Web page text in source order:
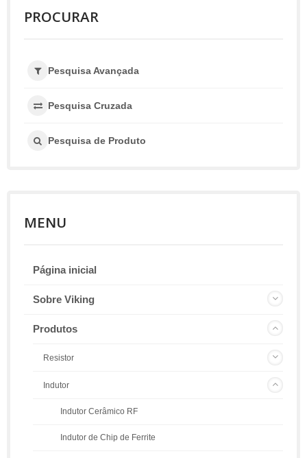
PROCURAR
Pesquisa Avançada
Pesquisa Cruzada
Pesquisa de Produto
MENU
Página inicial
Sobre Viking
Produtos
Resistor
Indutor
Indutor Cerâmico RF
Indutor de Chip de Ferrite